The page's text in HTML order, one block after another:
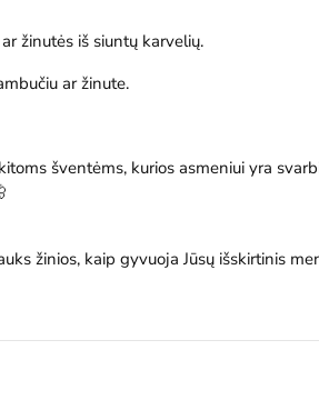
žinutės iš siuntų karvelių.
ar žinute.
šventėms, kurios asmeniui yra
žinios, kaip gyvuoja Jūsų išskirtinis